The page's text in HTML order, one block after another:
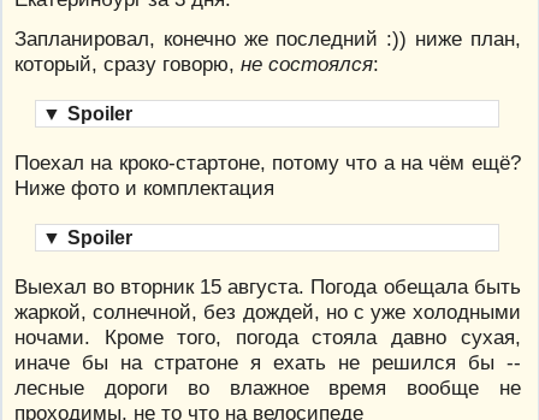
Запланировал, конечно же последний :)) ниже план,
который, сразу говорю, не состоялся:
▼ Spoiler
Поехал на кроко-стартоне, потому что а на чём ещё?
Ниже фото и комплектация
▼ Spoiler
Выехал во вторник 15 августа. Погода обещала быть
жаркой, солнечной, без дождей, но с уже холодными
ночами. Кроме того, погода стояла давно сухая,
иначе бы на стратоне я ехать не решился бы --
лесные дороги во влажное время вообще не
проходимы, не то что на велосипеде